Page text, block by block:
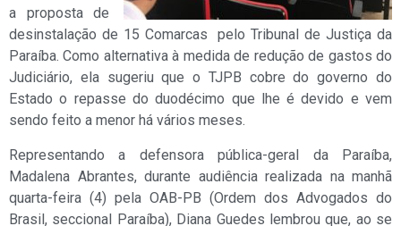
a proposta de
desinstalação de 15 Comarcas pelo Tribunal de Justiça da
Paraíba. Como alternativa à medida de redução de gastos do
Judiciário, ela sugeriu que o TJPB cobre do governo do
Estado o repasse do duodécimo que lhe é devido e vem
sendo feito a menor há vários meses.
Representando a defensora pública-geral da Paraíba,
Madalena Abrantes, durante audiência realizada na manhã
quarta-feira (4) pela OAB-PB (Ordem dos Advogados do
Brasil, seccional Paraíba), Diana Guedes lembrou que, ao se